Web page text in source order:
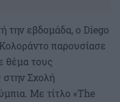
την εβδομάδα, ο Diego
παρουσίασε
θέμα τους
στην Σχολή
Με τίτλο «The